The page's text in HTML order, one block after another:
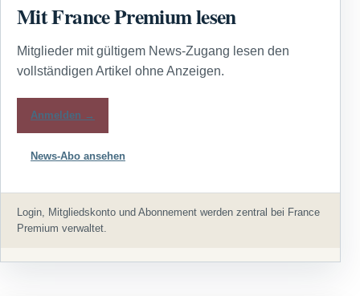
Mit France Premium lesen
Mitglieder mit gültigem News-Zugang lesen den
vollständigen Artikel ohne Anzeigen.
Anmelden →
News-Abo ansehen
Login, Mitgliedskonto und Abonnement werden zentral bei France
Premium verwaltet.